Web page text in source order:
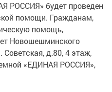
РОССИЯ» будет проведен
помощи. Гражданам,
помощь,
Новошешминского
Советская, д.80, 4 этаж,
«ЕДИНАЯ РОССИЯ»,